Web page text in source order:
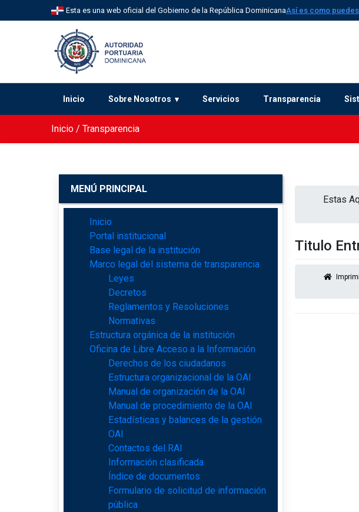
Esta es una web oficial del Gobierno de la República DominicanaAsí es como
Inicio Sobre Nosotros Servicios Transparencia
Inicio / Transparencia
MENÚ PRINCIPAL
Inicio
Portal institucional
Base legal de la institución
Marco legal del sistema de transparencia
Leyes
Decretos
Reglamentos y Resoluciones
Normativas
Estructura orgánica de la institución
Oficina de Libre Acceso a la Información
Derechos de los ciudadanos
Estructura organizacional de la OAI
Manual de organización de la OAI
Manual de procedimiento de la OAI
Estadísticas y balances de la gestión
OAI
Contactos del RAI
Información clasificada
Índice de documentos
Formulario de solicitud de información
pública
Estas
Titulo